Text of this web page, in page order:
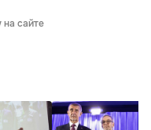
на сайте